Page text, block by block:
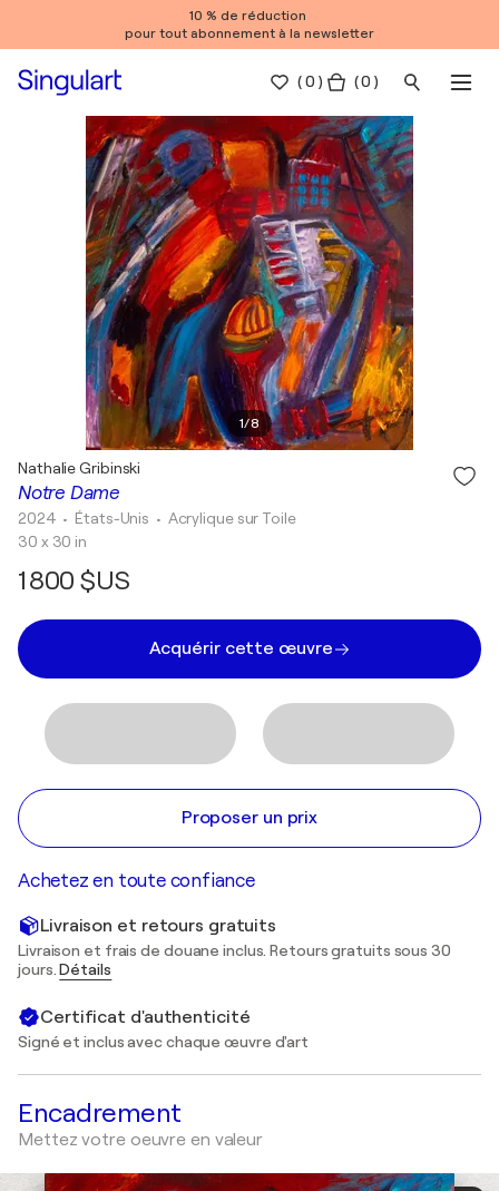
10 % de réduction
pour tout abonnement à la newsletter
(0 ) ( 0 )
1/8
Notre Dame
Nathalie Gribinski
2024 • États-Unis • Acrylique sur Toile
30 x 30 in
1 800 $US
Acquérir cette œuvre
Proposer un prix
Achetez en toute confiance
Livraison et retours gratuits
Livraison et frais de douane inclus. Retours gratuits sous 30
jours.Détails
Certificat d'authenticité
Signé et inclus avec chaque œuvre d'art
Encadrement
Mettez votre oeuvre en valeur